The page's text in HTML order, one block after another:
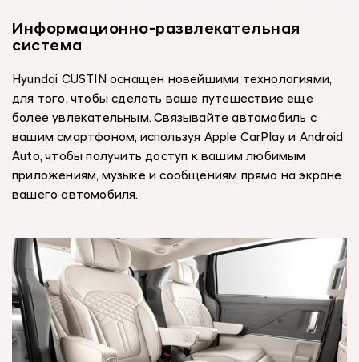
Информационно-развлекательная
система
Hyundai CUSTIN оснащен новейшими технологиями,
для того, чтобы сделать ваше путешествие еще
более увлекательным. Связывайте автомобиль с
вашим смартфоном, используя Apple CarPlay и Android
Auto, чтобы получить доступ к вашим любимым
приложениям, музыке и сообщениям прямо на экране
вашего автомобиля.